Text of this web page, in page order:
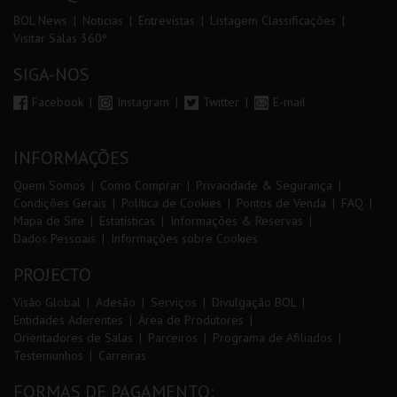
BOL News Noticias Entrevistas
Listagem Classificações
Visitar Salas 360º
SIGA-NOS
Facebook Instagram Twitter E-mail
INFORMAÇÕES
Quem Somos Como Comprar
Privacidade & Segurança
Condições Gerais
Política de Cookies Pontos de Venda
FAQ
Mapa de Site
Estatísticas
Informações & Reservas
Dados Pessoais
Informações sobre Cookies
PROJECTO
Visão Global Adesão Serviços
Divulgação BOL
Entidades Aderentes
Área de Produtores
Orientadores de Salas
Parceiros
Programa de Afiliados
Testemunhos
Carreiras
FORMAS DE PAGAMENTO: